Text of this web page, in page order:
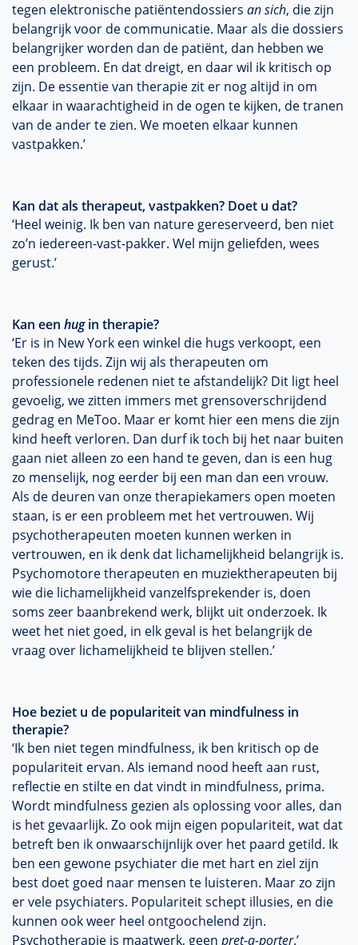
tegen elektronische patiëntendossiers an sich, die zijn
belangrijk voor de communicatie. Maar als die dossiers
belangrijker worden dan de patiënt, dan hebben we
een probleem. En dat dreigt, en daar wil ik kritisch op
zijn. De essentie van therapie zit er nog altijd in om
elkaar in waarachtigheid in de ogen te kijken, de tranen
van de ander te zien. We moeten elkaar kunnen
vastpakken.’
Kan dat als therapeut, vastpakken? Doet u dat?
‘Heel weinig. Ik ben van nature gereserveerd, ben niet
zo’n iedereen-vast-pakker. Wel mijn geliefden, wees
gerust.’
Kan een hugin therapie?
‘Er is in New York een winkel die hugs verkoopt, een
teken des tijds. Zijn wij als therapeuten om
professionele redenen niet te afstandelijk? Dit ligt heel
gevoelig, we zitten immers met grensoverschrijdend
gedrag en MeToo. Maar er komt hier een mens die zijn
kind heeft verloren. Dan durf ik toch bij het naar buiten
gaan niet alleen zo een hand te geven, dan is een hug
zo menselijk, nog eerder bij een man dan een vrouw.
Als de deuren van onze therapiekamers open moeten
staan, is er een probleem met het vertrouwen. Wij
psychotherapeuten moeten kunnen werken in
vertrouwen, en ik denk dat lichamelijkheid belangrijk is.
Psychomotore therapeuten en muziektherapeuten bij
wie die lichamelijkheid vanzelfsprekender is, doen
soms zeer baanbrekend werk, blijkt uit onderzoek. Ik
weet het niet goed, in elk geval is het belangrijk de
vraag over lichamelijkheid te blijven stellen.’
Hoe beziet u de populariteit van mindfulness in
therapie?
‘Ik ben niet tegen mindfulness, ik ben kritisch op de
populariteit ervan. Als iemand nood heeft aan rust,
reflectie en stilte en dat vindt in mindfulness, prima.
Wordt mindfulness gezien als oplossing voor alles, dan
is het gevaarlijk. Zo ook mijn eigen populariteit, wat dat
betreft ben ik onwaarschijnlijk over het paard getild. Ik
ben een gewone psychiater die met hart en ziel zijn
best doet goed naar mensen te luisteren. Maar zo zijn
er vele psychiaters. Populariteit schept illusies, en die
kunnen ook weer heel ontgoochelend zijn.
Psychotherapie is maatwerk, geen pret-a-porter.’